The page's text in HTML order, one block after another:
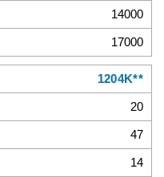
14000
17000
1204K**
20
47
14